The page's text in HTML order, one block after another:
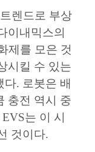
렌드로 부상
이내믹스의
제를 모은 것
시킬 수 있는
. 로봇은 배
충전 역시 중
는 이 시
것이다.